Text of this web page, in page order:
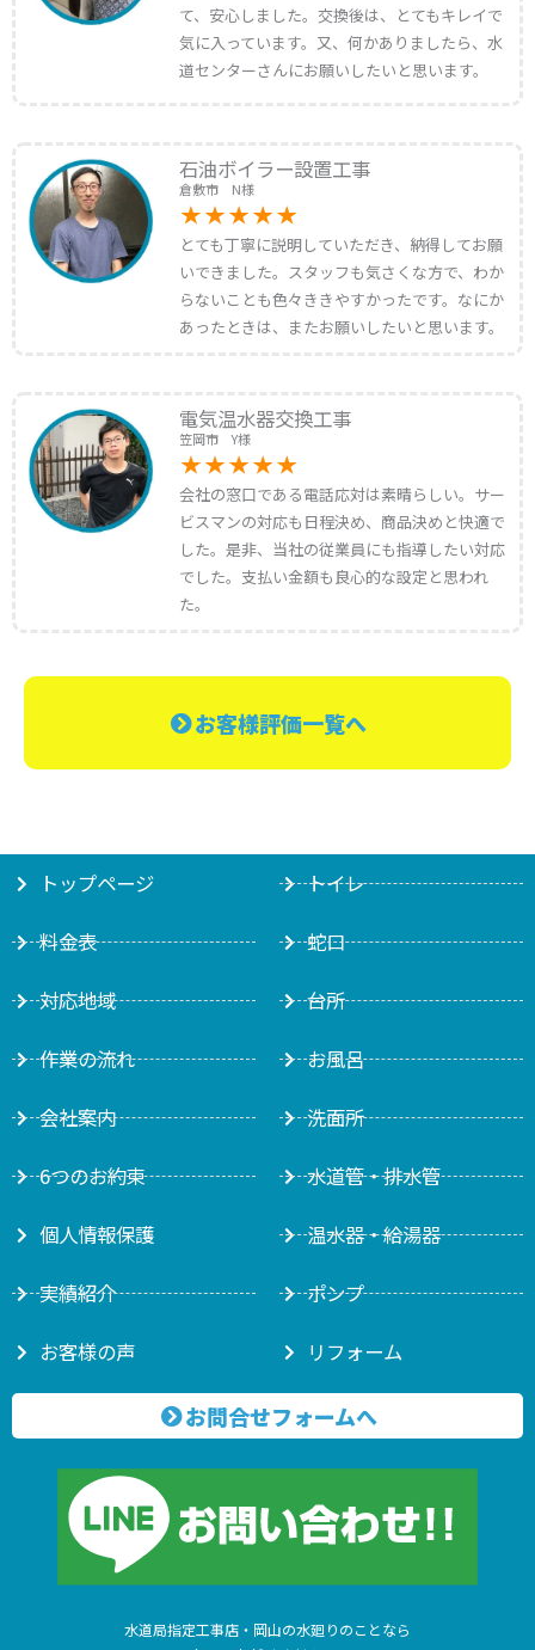
て、安心しました。交換後は、とてもキレイで
気に入っています。又、何かありましたら、水
道センターさんにお願いしたいと思います。
石油ボイラー設置工事
倉敷市 N様
とても丁寧に説明していただき、納得してお願
いできました。スタッフも気さくな方で、わか
らないことも色々ききやすかったです。なにか
あったときは、またお願いしたいと思います。
電気温水器交換工事
笠岡市 Y様
会社の窓口である電話応対は素晴らしい。サー
ビスマンの対応も日程決め、商品決めと快適で
した。是非、当社の従業員にも指導したい対応
でした。支払い金額も良心的な設定と思われ
た。
お客様評価一覧へ
トップページ
料金表
対応地域
作業の流れ
会社案内
6つのお約束
個人情報保護
実績紹介
お客様の声
トイレ
蛇口
台所
お風呂
洗面所
水道管・排水管
温水器・給湯器
ポンプ
リフォーム
お問合せフォームへ
水道局指定工事店・岡山の水廻りのことなら